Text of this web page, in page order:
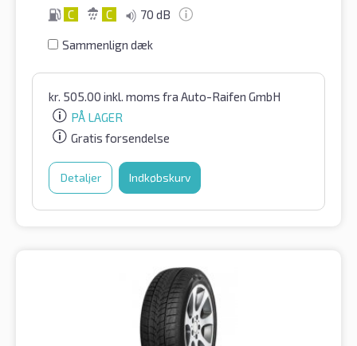
C C 70 dB
Sammenlign dæk
kr. 505.00 inkl. moms fra Auto-Raifen GmbH
PÅ LAGER
Gratis forsendelse
Detaljer Indkøbskurv